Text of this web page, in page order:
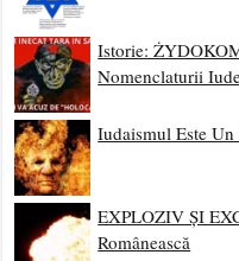
Istorie:
Nomenclaturii
Iudaismul Este
EXPLOZIV ȘI
Românească